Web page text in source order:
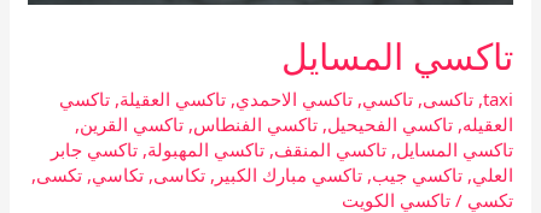
تاكسي المسايل
taxi
,تاكسى,تاكسي,تاكسي الاحمدي,تاكسي العقيلة,تاكسي
العقيله,تاكسي الفحيحيل,تاكسي الفنطاس,تاكسي القرين,
تاكسي المسايل,تاكسي المنقف,تاكسي المهبولة,تاكسي جابر
العلي,تاكسي جيب,تاكسي مبارك الكبير ,تكاسى,تكاسي,تكسى,
تكسي /تاكسي الكويت